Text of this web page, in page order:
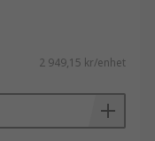
2 949,15 kr/enhet